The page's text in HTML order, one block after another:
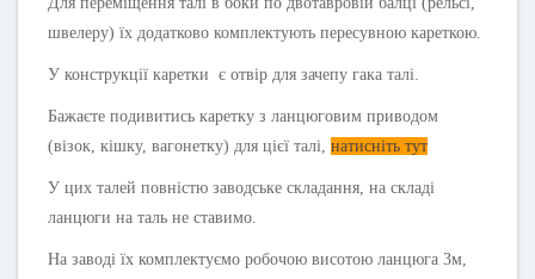
швелеру) їх додатково комплектують пересувною кареткою.
У конструкції каретки є отвір для зачепу гака талі.
Бажаєте подивитись каретку з ланцюговим приводом
(візок, кішку, вагонетку) для цієї талі, натисніть тут
У цих талей повністю заводське складання, на складі
ланцюги на таль не ставимо.
На заводі їх комплектуємо робочою висотою ланцюга 3м,